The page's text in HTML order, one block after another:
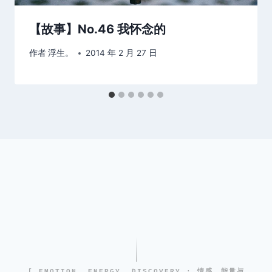
【故事】No.46 我怀念的
作者浮生。 2014 年 2 月 27 日